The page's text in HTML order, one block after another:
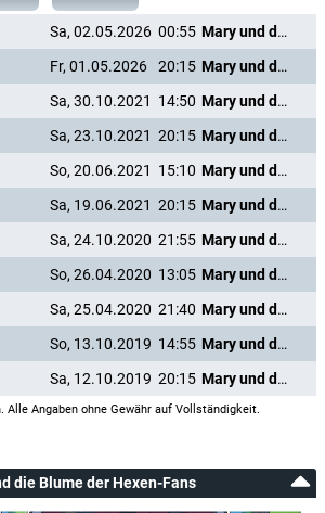
Sa, 02.05.2026 00:55
Mary und die Blume der Hexen
Fr, 01.05.2026 20:15
Mary und die Blume der Hexen
Sa, 30.10.2021 14:50
Mary und die Blume der Hexen
Sa, 23.10.2021 20:15
Mary und die Blume der Hexen
So, 20.06.2021 15:10
Mary und die Blume der Hexen
Sa, 19.06.2021 20:15
Mary und die Blume der Hexen
Sa, 24.10.2020 21:55
Mary und die Blume der Hexen
So, 26.04.2020 13:05
Mary und die Blume der Hexen
Sa, 25.04.2020 21:40
Mary und die Blume der Hexen
So, 13.10.2019 14:55
Mary und die Blume der Hexen
Sa, 12.10.2019 20:15 Mary und die Blume der Hexen
Alle Angaben ohne Gewähr auf Vollständigkeit.
die Blume der Hexen-Fans